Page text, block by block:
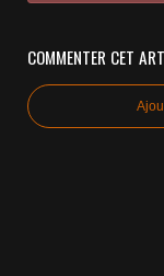
COMMENTER CET